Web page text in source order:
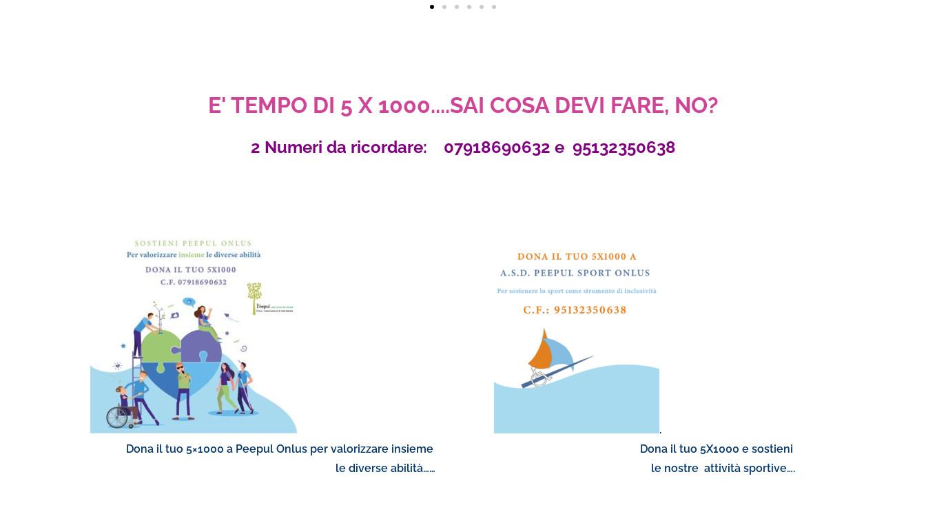
E' TEMPO DI 5 X 1000....SAI COSA DEVI FARE, NO?
2 Numeri da ricordare: 07918690632 e 95132350638
Dona il tuo 5×1000 a Peepul Onlus per valorizzare insieme
le diverse abilità……
.
Dona il tuo 5X1000 e sostieni
le nostre attività sportive….